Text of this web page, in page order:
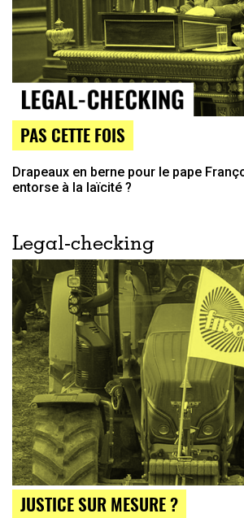
PAS CETTE FOIS
Drapeaux en berne pour le pape
entorse à la laïcité ?
Legal-checking
JUSTICE SUR MESURE ?